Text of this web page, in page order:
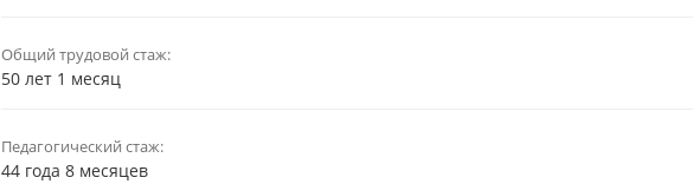
Общий трудовой стаж:
50 лет 1 месяц
Педагогический стаж:
44 года 8 месяцев